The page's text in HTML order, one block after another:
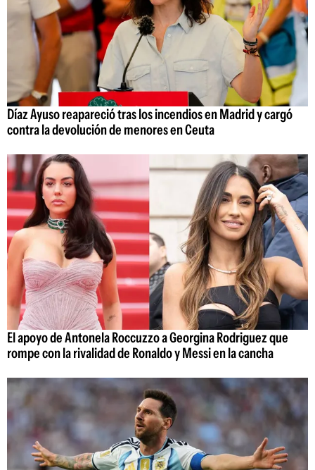
Díaz Ayuso reapareció tras los incendios en Madrid y cargó
contra la devolución de menores en Ceuta
El apoyo de Antonela Roccuzzo a Georgina Rodriguez que
rompe con la rivalidad de Ronaldo y Messi en la cancha